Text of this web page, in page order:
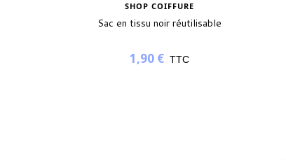
SHOP COIFFURE
Sac en tissu noir réutilisable
1,90 € TTC